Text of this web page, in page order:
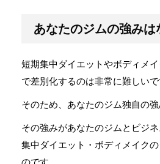
あなたのジムの強みは
短期集中ダイエットやボディメ
で差別化するのは非常に難しいで
そのため、あなたのジム独自の強
その強みがあなたのジムとビジ
集中ダイエット・ボディメイク
のです。